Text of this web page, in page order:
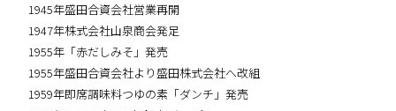
1945年盛田合資会社営業再開
1947年株式会社山泉商会発足
1955年「赤だしみそ」発売
1955年盛田合資会社より盛田株式会社へ改組
1959年即席調味料つゆの素「ダンチ」発売